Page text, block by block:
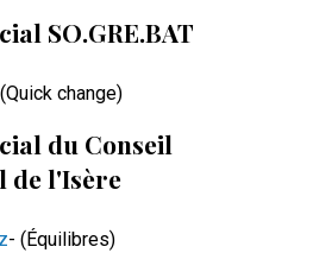
SO.GRE.BAT
change)
du Conseil
de l'Isère
- (Équilibres)